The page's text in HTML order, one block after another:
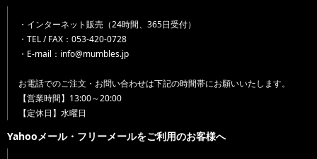
・インターネット販売（24時間、365日受付）
・TEL / FAX：053-420-0728
・E-mail：info@mumbles.jp
お電話でのご注文・お問い合わせは下記の時間帯にお願いいたします。
【営業時間】13:00～20:00
【定休日】水曜日
Yahooメール・フリーメールをご利用のお客様へ